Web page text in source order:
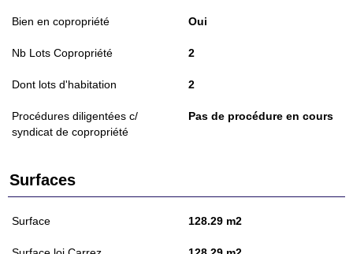
Bien en copropriété Oui
Nb Lots Copropriété 2
Dont lots d'habitation 2
Procédures diligentées c/
syndicat de copropriété
Pas de procédure en cours
Surfaces
Surface 128.29 m2